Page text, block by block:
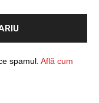
spamul. Află cum